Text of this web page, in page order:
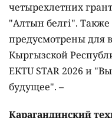
четырехлетних
"Алтын белгі".
предусмотрены для
Кыргызской
EKTU STAR 2026 и
будущее". –
Карагандинский